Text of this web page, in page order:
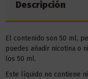
Descripción
El contenido son 50 ml,
puedes añadir nicotina o
los 50 ml.
Este líquido no contiene